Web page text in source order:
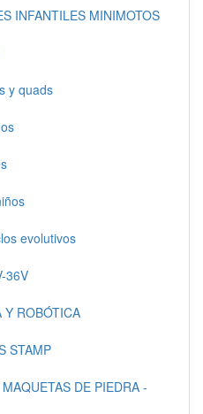
INFANTILES MINIMOTOS
y quads
evolutivos
36V
Y ROBÓTICA
STAMP
DE PIEDRA -